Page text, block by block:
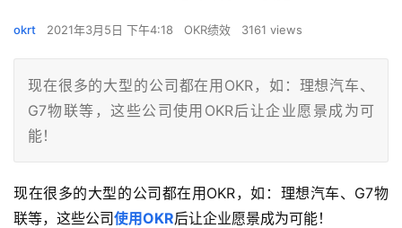
okrt 2021年3月5日 下午4:18 OKR绩效 3161 views
现在很多的大型的公司都在用OKR，如：理想汽车、
G7物联等，这些公司使用OKR后让企业愿景成为可
能！
现在很多的大型的公司都在用OKR，如：理想汽车、G7物
联等，这些公司使用OKR后让企业愿景成为可能！